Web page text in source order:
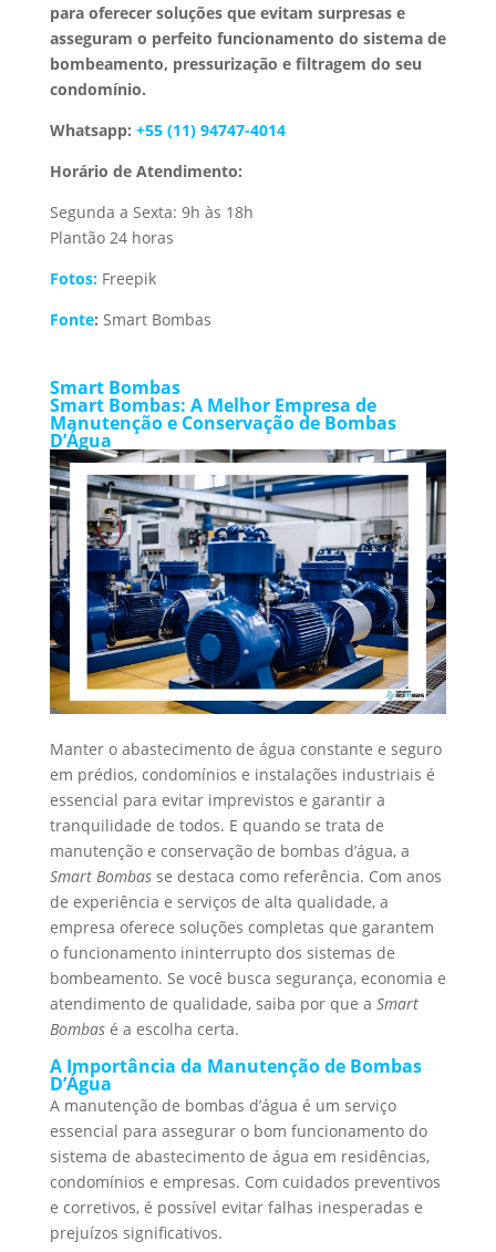
para oferecer soluções que evitam surpresas e
asseguram o perfeito funcionamento do sistema de
bombeamento, pressurização e filtragem do seu
condomínio.
Whatsapp: +55 (11) 94747-4014
Horário de Atendimento:
Segunda a Sexta: 9h às 18h
Plantão 24 horas
Fotos:Freepik
Fonte: Smart Bombas
Smart Bombas
Smart Bombas: A Melhor Empresa de
Manutenção e Conservação de Bombas
D’Água
Manter o abastecimento de água constante e seguro
em prédios, condomínios e instalações industriais é
essencial para evitar imprevistos e garantir a
tranquilidade de todos. E quando se trata de
manutenção e conservação de bombas d’água, a
Smart Bombasse destaca como referência. Com anos
de experiência e serviços de alta qualidade, a
empresa oferece soluções completas que garantem
o funcionamento ininterrupto dos sistemas de
bombeamento. Se você busca segurança, economia e
atendimento de qualidade, saiba por que a Smart
Bombasé a escolha certa.
A Importância da Manutenção de Bombas
D’Água
A manutenção de bombas d’água é um serviço
essencial para assegurar o bom funcionamento do
sistema de abastecimento de água em residências,
condomínios e empresas. Com cuidados preventivos
e corretivos, é possível evitar falhas inesperadas e
prejuízos significativos.